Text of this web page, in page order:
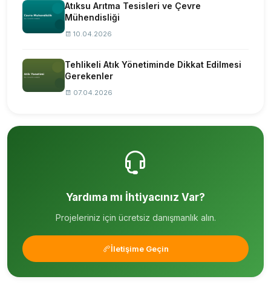
Atıksu Arıtma Tesisleri ve Çevre
Mühendisliği
10.04.2026
Tehlikeli Atık Yönetiminde Dikkat Edilmesi
Gerekenler
07.04.2026
Yardıma mı İhtiyacınız Var?
Projeleriniz için ücretsiz danışmanlık alın.
İletişime Geçin